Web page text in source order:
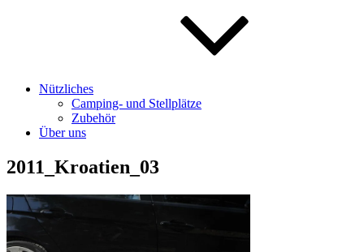
Nützliches
Camping- und Stellplätze
Zubehör
Über uns
2011_Kroatien_03